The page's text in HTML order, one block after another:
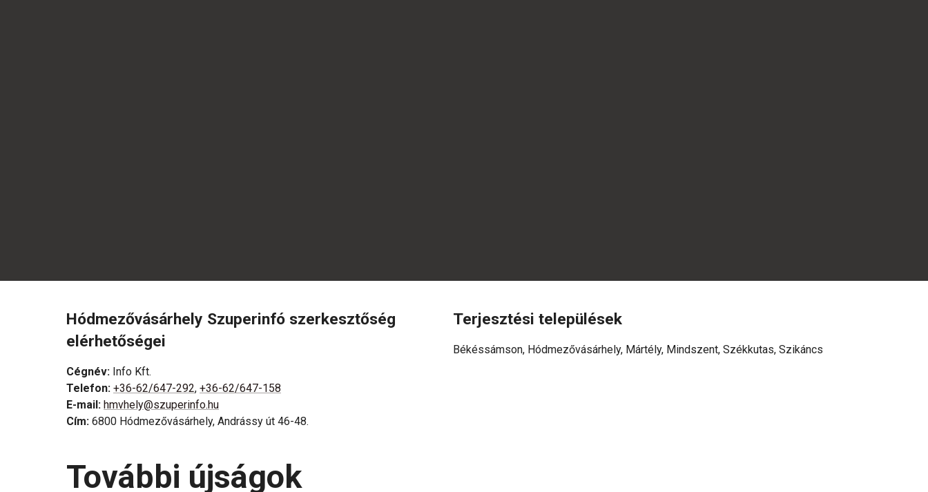
Hódmezővásárhely Szuperinfó szerkesztőség
elérhetőségei
Cégnév: Info Kft.
Telefon: +36-62/647-292, +36-62/647-158
E-mail: hmvhely@szuperinfo.hu
Cím: 6800 Hódmezővásárhely, Andrássy út 46-48.
Terjesztési települések
Békéssámson, Hódmezővásárhely, Mártély, Mindszent, Székkutas, Szikáncs
További újságok